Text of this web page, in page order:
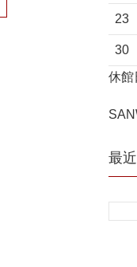
23
30
休館
最